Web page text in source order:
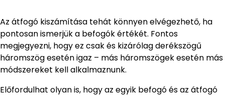
Az átfogó kiszámítása tehát könnyen elvégezhető, ha
pontosan ismerjük a befogók értékét. Fontos
megjegyezni, hogy ez csak és kizárólag derékszögű
háromszög esetén igaz – más háromszögek esetén más
módszereket kell alkalmaznunk.
Előfordulhat olyan is, hogy az egyik befogó és az átfogó